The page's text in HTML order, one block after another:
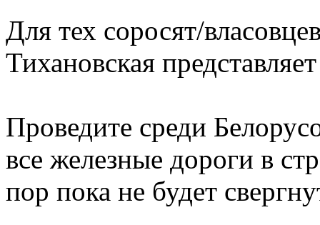
Для тех соросят/
Тихановская
Проведите среди
все железные дороги в
пор пока не будет